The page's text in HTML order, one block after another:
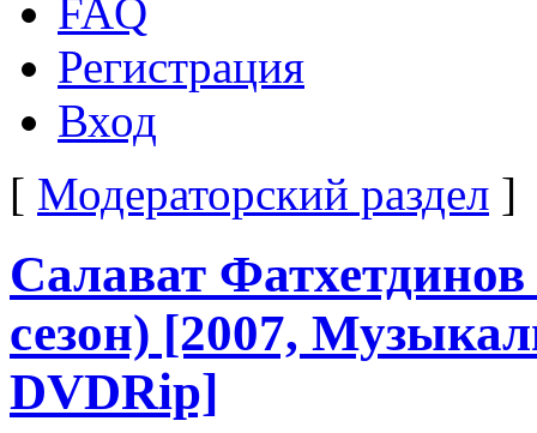
FAQ
Регистрация
Вход
[ Модераторский раздел ]
Салават
сезон) [2007,
DVDRip]